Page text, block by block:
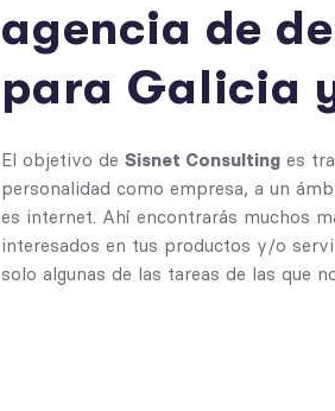
agencia de de
para Galicia
El objetivo de Sisnet Consulting es
personalidad como empresa, a un
es internet. Ahí encontrarás muchos
interesados en tus productos y/o
solo algunas de las tareas de las que